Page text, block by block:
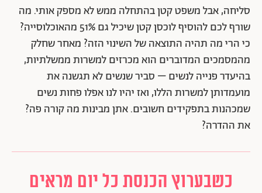
סליחה, אבל משפט קטן בהתחלה ממש לא מספק אותי. מה
שורף לכם להוסיף לוכסן קטן שיכיל גם 51% מהאוכלוסייה?
כי הרי מה תהיה התוצאה של השינוי הזה? מאחר שחלק
מהמסמכים המדוברים הוא מכרזים למשרות ממשלתיות,
בהיעדר פנייה לנשים – סביר שנשים לא תגשנה את
מועמדותן למשרות הללו, ואז יהיו לנו אפלו פחות נשים
שמכהנות בתפקידים חשובים. אתן מבינות מה קורה פה?
את ההדרה?
כשבערוץ הכנסת כל יום מראים